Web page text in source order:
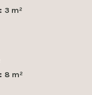
3 m²
8 m²